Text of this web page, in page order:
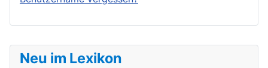
Neu im Lexikon